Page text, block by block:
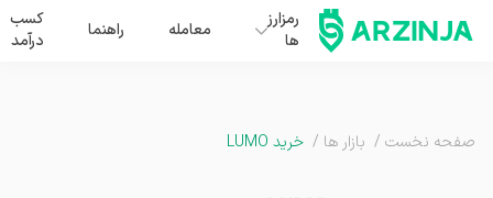
رمزارز
ها
معامله راهنما
کسب
درآمد
صفحه نخست / بازار ها / خرید LUMO